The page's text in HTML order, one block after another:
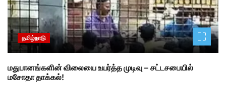
தமிழ்நாடு
மதுபானங்களின் விலையை உயர்த்த முடிவு – சட்டசபையில்
மசோதா தாக்கல்!